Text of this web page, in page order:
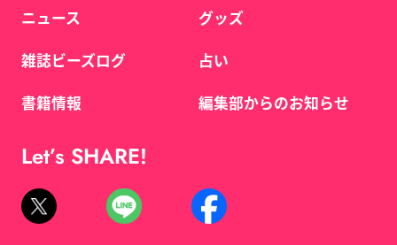
ニュース
雑誌ビーズログ
書籍情報
グッズ
占い
編集部からのお知らせ
Let’s SHARE!